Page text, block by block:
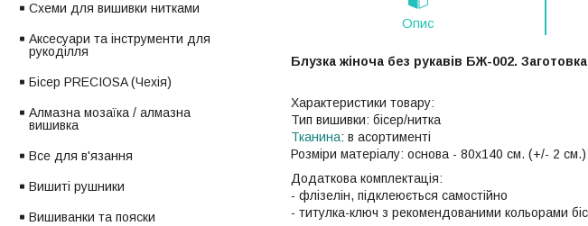
Опис
Блузка жіноча без рукавів БЖ-002.
Характеристики товару:
Тип вишивки: бісер/нитка
Тканина: в асортименті
Розміри матеріалу: основа - 80х140 см. (+/- 2 см.)
Додаткова комплектація:
- флізелін, підклеюється самостійно
- титулка-ключ з рекомендованими кольорами
Схеми для вишивки нитками
Аксесуари та інструменти для
рукоділля
Бісер PRECIOSA (Чехія)
Алмазна мозаїка / алмазна
вишивка
Все для в'язання
Вишиті рушники
Вишиванки та пояски